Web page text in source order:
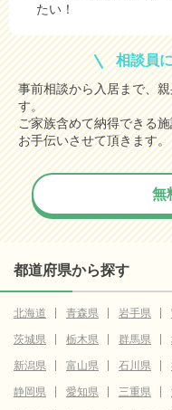
たい！
相談員
事前相談から入居まで、
す。
ご家族含めて納得できる
お手伝いさせて頂きます。
無
都道府県から探す
北海道 青森県 岩手県
茨城県
栃木県 群馬県
新潟県
富山県 石川県
静岡県
愛知県 三重県